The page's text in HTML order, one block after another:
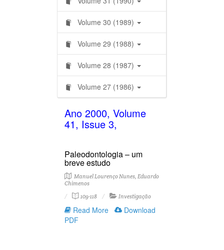
Volume 30 (1989)
Volume 29 (1988)
Volume 28 (1987)
Volume 27 (1986)
Ano 2000, Volume
41, Issue 3,
Paleodontologia – um
breve estudo
Manuel Lourenço Nunes, Eduardo
Chimenos
109-118
Investigação
Read More
Download
PDF